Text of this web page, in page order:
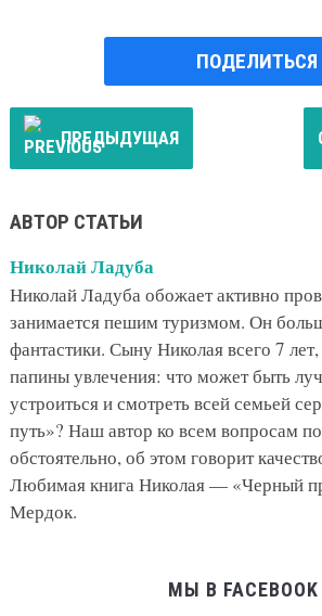
ПОДЕЛИТЬСЯ
ПРЕДЫДУЩАЯ
АВТОР СТАТЬИ
Николай Ладуба
Николай Ладуба обожает активно
занимается пешим туризмом. Он
фантастики. Сыну Николая всего 7
папины увлечения: что может быть
устроиться и смотреть всей семьей
путь»? Наш автор ко всем вопросам
обстоятельно, об этом говорит
Любимая книга Николая — «Черный
Мердок.
МЫ В FACEBOOK